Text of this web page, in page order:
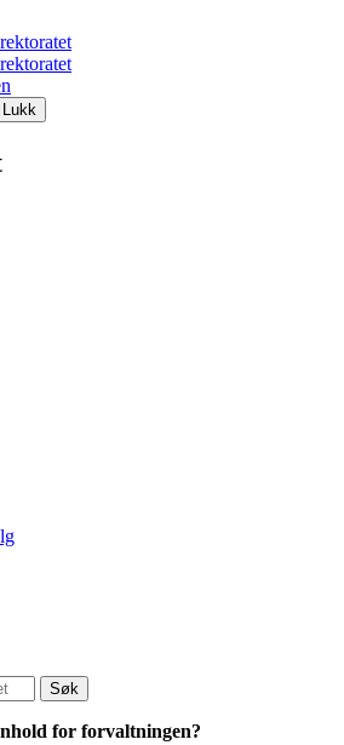
Lukk
Søk
for forvaltningen?